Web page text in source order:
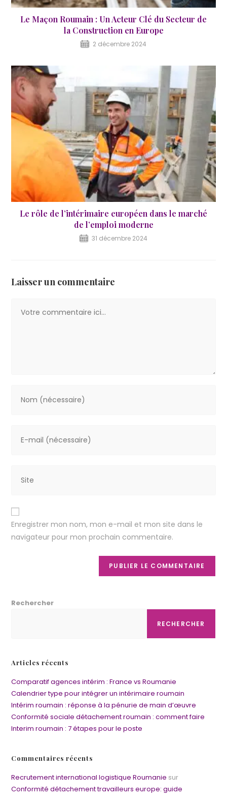
Le Maçon Roumain : Un Acteur Clé du Secteur de
la Construction en Europe
2 décembre 2024
Le rôle de l’intérimaire européen dans le marché
de l’emploi moderne
31 décembre 2024
Laisser un commentaire
Enregistrer mon nom, mon e-mail et mon site dans le
navigateur pour mon prochain commentaire.
Rechercher
RECHERCHER
Articles récents
Comparatif agences intérim : France vs Roumanie
Calendrier type pour intégrer un intérimaire roumain
Intérim roumain : réponse à la pénurie de main d’œuvre
Conformité sociale détachement roumain : comment faire
Interim roumain : 7 étapes pour le poste
Commentaires récents
Recrutement international logistique Roumanie sur
Conformité détachement travailleurs europe: guide